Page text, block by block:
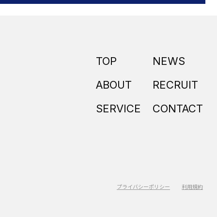
TOP
ABOUT
SERVICE
NEWS
RECRUIT
CONTACT
プライバシーポリシー 利用規約